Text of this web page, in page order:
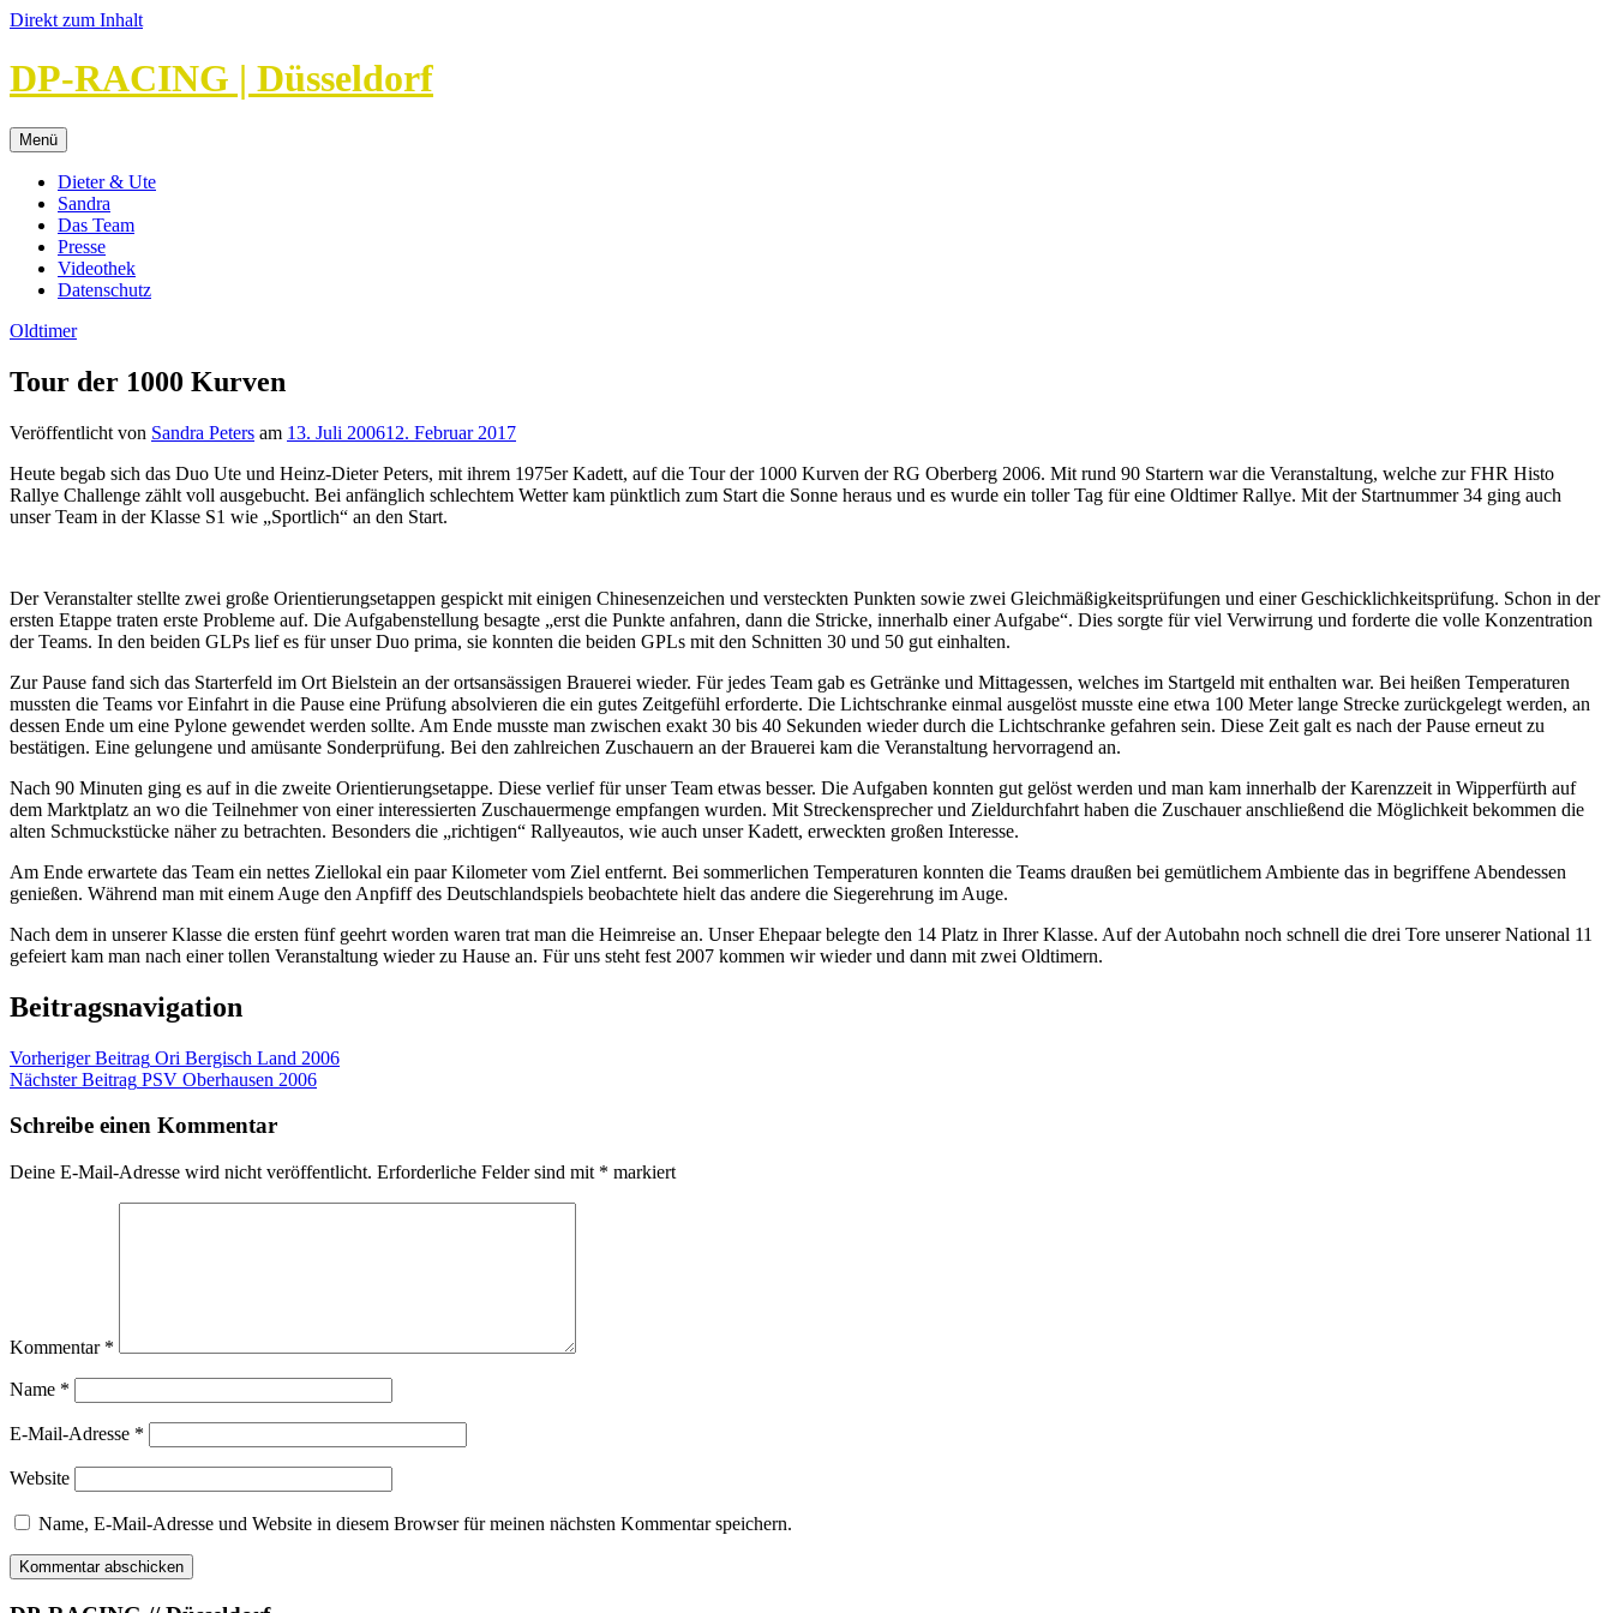
Direkt zum Inhalt
DP-RACING | Düsseldorf
Menü
Dieter & Ute
Sandra
Das Team
Presse
Videothek
Datenschutz
Oldtimer
Tour der 1000 Kurven
Veröffentlicht von Sandra Peters am 13. Juli 200612. Februar 2017
Heute begab sich das Duo Ute und Heinz-Dieter Peters, mit ihrem 1975er Kadett, auf die Tour der 1000 Kurven der RG Oberberg 2006. Mit rund 90 Startern war die Veranstaltung, welche zur FHR Histo
Rallye Challenge zählt voll ausgebucht. Bei anfänglich schlechtem Wetter kam pünktlich zum Start die Sonne heraus und es wurde ein toller Tag für eine Oldtimer Rallye. Mit der Startnummer 34 ging auch
unser Team in der Klasse S1 wie „Sportlich“ an den Start.
Der Veranstalter stellte zwei große Orientierungsetappen gespickt mit einigen Chinesenzeichen und versteckten Punkten sowie zwei Gleichmäßigkeitsprüfungen und einer Geschicklichkeitsprüfung. Schon in der
ersten Etappe traten erste Probleme auf. Die Aufgabenstellung besagte „erst die Punkte anfahren, dann die Stricke, innerhalb einer Aufgabe“. Dies sorgte für viel Verwirrung und forderte die volle Konzentration
der Teams. In den beiden GLPs lief es für unser Duo prima, sie konnten die beiden GPLs mit den Schnitten 30 und 50 gut einhalten.
Zur Pause fand sich das Starterfeld im Ort Bielstein an der ortsansässigen Brauerei wieder. Für jedes Team gab es Getränke und Mittagessen, welches im Startgeld mit enthalten war. Bei heißen Temperaturen
mussten die Teams vor Einfahrt in die Pause eine Prüfung absolvieren die ein gutes Zeitgefühl erforderte. Die Lichtschranke einmal ausgelöst musste eine etwa 100 Meter lange Strecke zurückgelegt werden, an
dessen Ende um eine Pylone gewendet werden sollte. Am Ende musste man zwischen exakt 30 bis 40 Sekunden wieder durch die Lichtschranke gefahren sein. Diese Zeit galt es nach der Pause erneut zu
bestätigen. Eine gelungene und amüsante Sonderprüfung. Bei den zahlreichen Zuschauern an der Brauerei kam die Veranstaltung hervorragend an.
Nach 90 Minuten ging es auf in die zweite Orientierungsetappe. Diese verlief für unser Team etwas besser. Die Aufgaben konnten gut gelöst werden und man kam innerhalb der Karenzzeit in Wipperfürth auf
dem Marktplatz an wo die Teilnehmer von einer interessierten Zuschauermenge empfangen wurden. Mit Streckensprecher und Zieldurchfahrt haben die Zuschauer anschließend die Möglichkeit bekommen die
alten Schmuckstücke näher zu betrachten. Besonders die „richtigen“ Rallyeautos, wie auch unser Kadett, erweckten großen Interesse.
Am Ende erwartete das Team ein nettes Ziellokal ein paar Kilometer vom Ziel entfernt. Bei sommerlichen Temperaturen konnten die Teams draußen bei gemütlichem Ambiente das in begriffene Abendessen
genießen. Während man mit einem Auge den Anpfiff des Deutschlandspiels beobachtete hielt das andere die Siegerehrung im Auge.
Nach dem in unserer Klasse die ersten fünf geehrt worden waren trat man die Heimreise an. Unser Ehepaar belegte den 14 Platz in Ihrer Klasse. Auf der Autobahn noch schnell die drei Tore unserer National 11
gefeiert kam man nach einer tollen Veranstaltung wieder zu Hause an. Für uns steht fest 2007 kommen wir wieder und dann mit zwei Oldtimern.
Beitragsnavigation
Vorheriger Beitrag Ori Bergisch Land 2006
Nächster Beitrag PSV Oberhausen 2006
Schreibe einen Kommentar
Deine E-Mail-Adresse wird nicht veröffentlicht. Erforderliche Felder sind mit * markiert
Kommentar *
Name *
E-Mail-Adresse *
Website
Name, E-Mail-Adresse und Website in diesem Browser für meinen nächsten Kommentar speichern.